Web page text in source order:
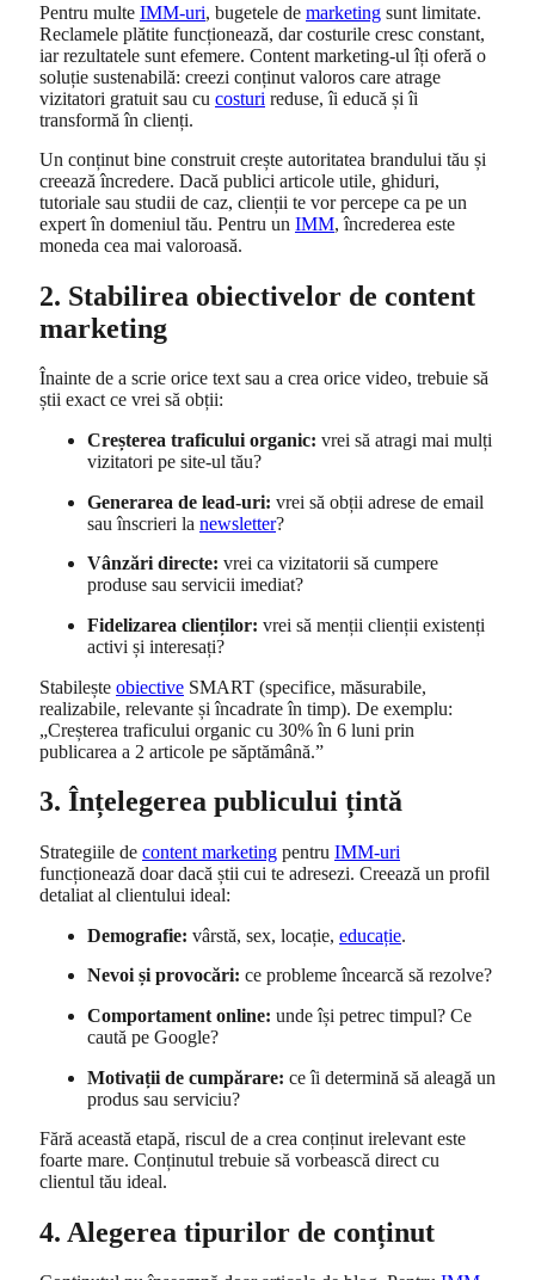
Pentru multe IMM-uri, bugetele de marketing sunt limitate.
Reclamele plătite funcționează, dar costurile cresc constant,
iar rezultatele sunt efemere. Content marketing-ul îți oferă o
soluție sustenabilă: creezi conținut valoros care atrage
vizitatori gratuit sau cu costuri reduse, îi educă și îi
transformă în clienți.
Un conținut bine construit crește autoritatea brandului tău și
creează încredere. Dacă publici articole utile, ghiduri,
tutoriale sau studii de caz, clienții te vor percepe ca pe un
expert în domeniul tău. Pentru un IMM, încrederea este
moneda cea mai valoroasă.
2. Stabilirea obiectivelor de content
marketing
Înainte de a scrie orice text sau a crea orice video, trebuie să
știi exact ce vrei să obții:
Creșterea traficului organic: vrei să atragi mai mulți
vizitatori pe site-ul tău?
Generarea de lead-uri: vrei să obții adrese de email
sau înscrieri la newsletter?
Vânzări directe: vrei ca vizitatorii să cumpere
produse sau servicii imediat?
Fidelizarea clienților: vrei să menții clienții existenți
activi și interesați?
Stabilește obiective SMART (specifice, măsurabile,
realizabile, relevante și încadrate în timp). De exemplu:
„Creșterea traficului organic cu 30% în 6 luni prin
publicarea a 2 articole pe săptămână.”
3. Înțelegerea publicului țintă
Strategiile de content marketing pentru IMM-uri
funcționează doar dacă știi cui te adresezi. Creează un profil
detaliat al clientului ideal:
Demografie: vârstă, sex, locație, educație.
Nevoi și provocări: ce probleme încearcă să rezolve?
Comportament online: unde își petrec timpul? Ce
caută pe Google?
Motivații de cumpărare: ce îi determină să aleagă un
produs sau serviciu?
Fără această etapă, riscul de a crea conținut irelevant este
foarte mare. Conținutul trebuie să vorbească direct cu
clientul tău ideal.
4. Alegerea tipurilor de conținut